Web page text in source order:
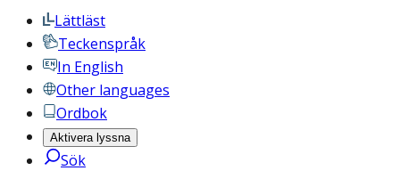
Lättläst
Teckenspråk
In English
Other languages
Ordbok
Aktivera lyssna
Sök